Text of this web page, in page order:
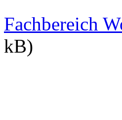
Fachbereich
kB)